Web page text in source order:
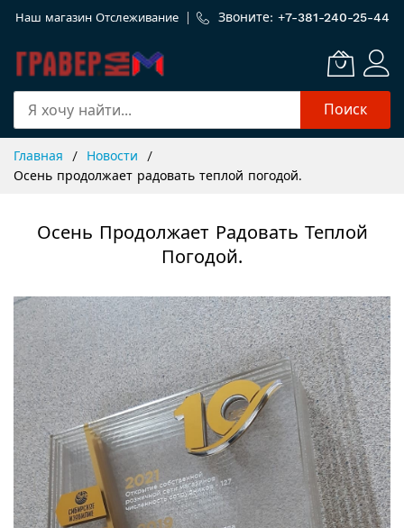
Наш магазин Отслеживание Звоните: +7-381-240-25-44
Поиск
Content
Главная
Новости
Осень продолжает радовать теплой погодой.
Осень Продолжает Радовать Теплой
Погодой.